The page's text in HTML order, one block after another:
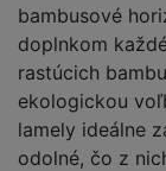
bambusové
doplnkom
rastúcich
ekologickou
lamely ideálne
odolné, čo z